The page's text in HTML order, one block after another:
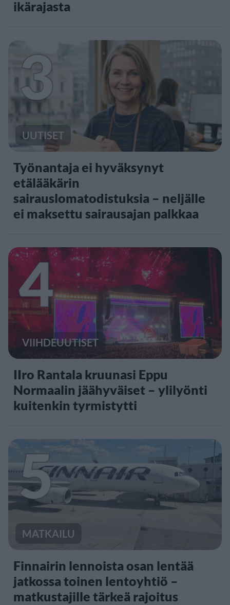
ikärajasta
3
UUTISET
Työnantaja ei hyväksynyt
etälääkärin
sairauslomatodistuksia – neljälle
ei maksettu sairausajan palkkaa
4
VIIHDEUUTISET
IIro Rantala kruunasi Eppu
Normaalin jäähyväiset – ylilyönti
kuitenkin tyrmistytti
5
MATKAILU
Finnairin lennoista osan lentää
jatkossa toinen lentoyhtiö –
matkustajille tärkeä rajoitus